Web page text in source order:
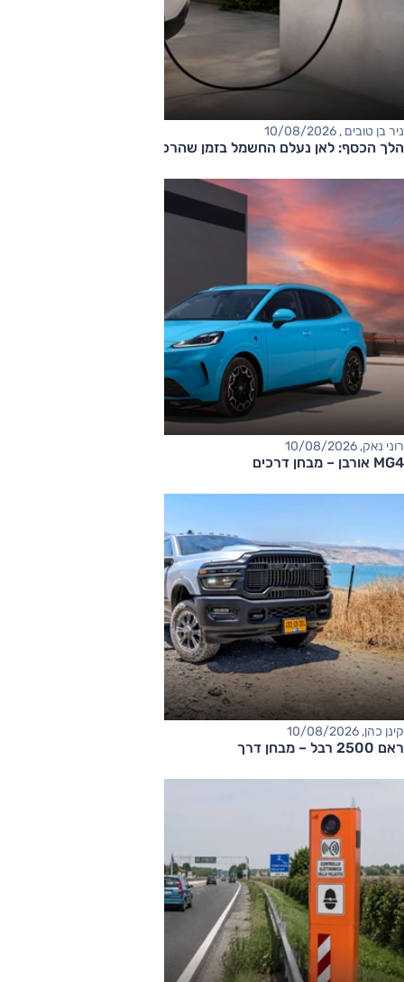
ניר בן טובים , 10/08/2026
הלך הכסף: לאן נעלם החשמל בזמן שהרכב מחובר לשקע?
רוני נאק, 10/08/2026
MG4 אורבן – מבחן דרכים
קינן כהן, 10/08/2026
ראם 2500 רבל – מבחן דרך